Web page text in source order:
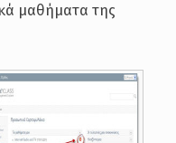
μαθήματα της